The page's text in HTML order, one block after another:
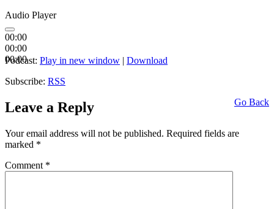
Audio Player
00:00
00:00
00:00
Podcast: Play in new window | Download
Subscribe: RSS
Go Back
Leave a Reply
Your email address will not be published. Required fields are
marked *
Comment *